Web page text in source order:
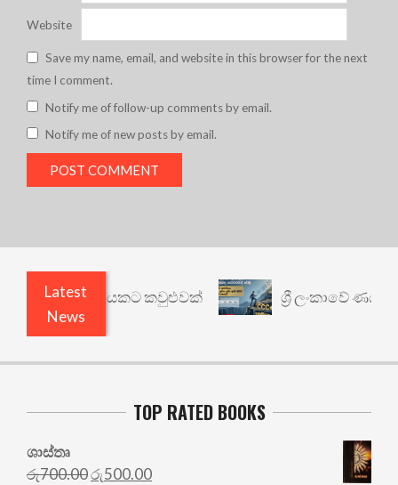
Website
Save my name, email, and website in this browser for the next
time I comment.
Notify me of follow-up comments by email.
Notify me of new posts by email.
Latest
News
වෙනත් යථාර්ථයකට කවුළුවක් ශ්‍රී ලංකාවේ ණය
TOP RATED BOOKS
ශාස්තෘ
රු700.00Original
රු500.00Current